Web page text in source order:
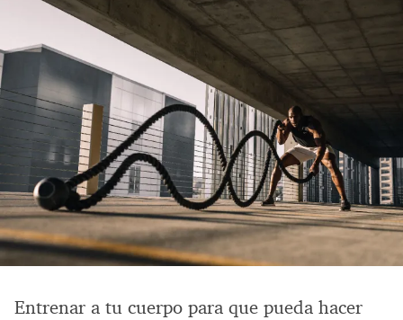
Entrenar a tu cuerpo para que pueda hacer